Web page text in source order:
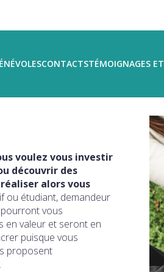
CONTACTSTÉMOIGNAGES
voulez vous investir
découvrir des
alors vous
ou étudiant, demandeur
vous
en valeur et seront en
puisque vous
proposent